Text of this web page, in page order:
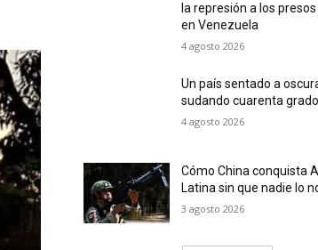
la represión a los
en Venezuela
4 agosto 2026
Un país sentado a
sudando cuarenta
4 agosto 2026
Cómo China conquista
Latina sin que nadie lo
3 agosto 2026